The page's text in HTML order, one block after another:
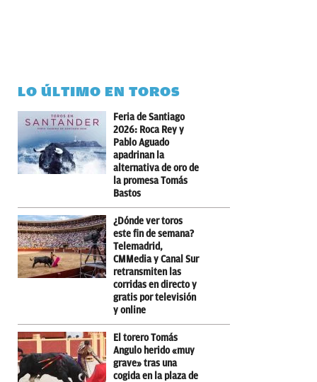
LO ÚLTIMO EN TOROS
Feria de Santiago
2026: Roca Rey y
Pablo Aguado
apadrinan la
alternativa de oro de
la promesa Tomás
Bastos
¿Dónde ver toros
este fin de semana?
Telemadrid,
CMMedia y Canal Sur
retransmiten las
corridas en directo y
gratis por televisión
y online
El torero Tomás
Angulo herido «muy
grave» tras una
cogida en la plaza de